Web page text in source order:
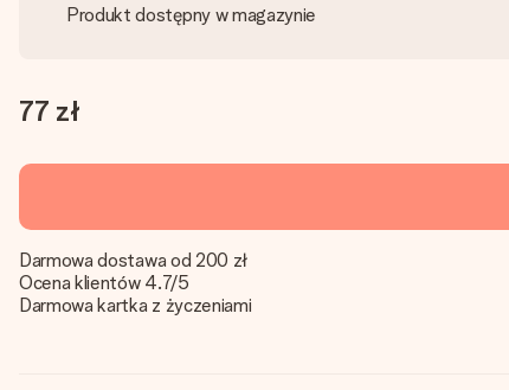
Produkt dostępny w magazynie
77 zł
Darmowa dostawa od 200 zł
Ocena klientów 4.7/5
Darmowa kartka z życzeniami